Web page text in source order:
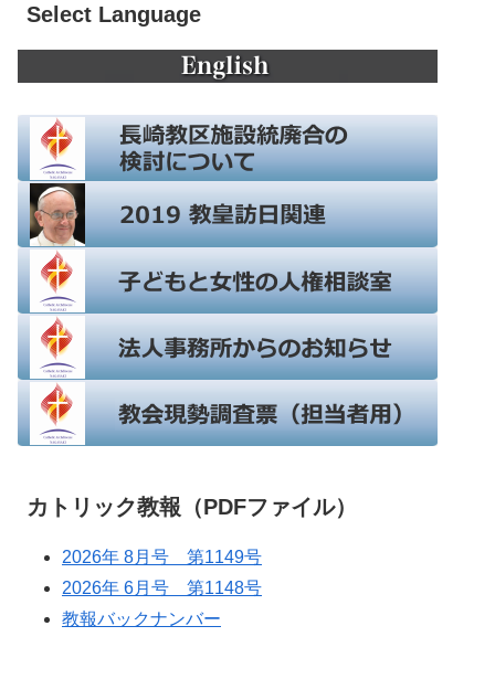
Select Language
カトリック教報（PDFファイル）
2026年 8月号 第1149号
2026年 6月号 第1148号
教報バックナンバー